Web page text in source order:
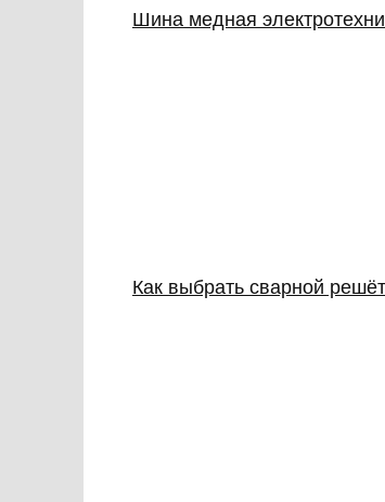
Шина медная
Как выбрать сварной